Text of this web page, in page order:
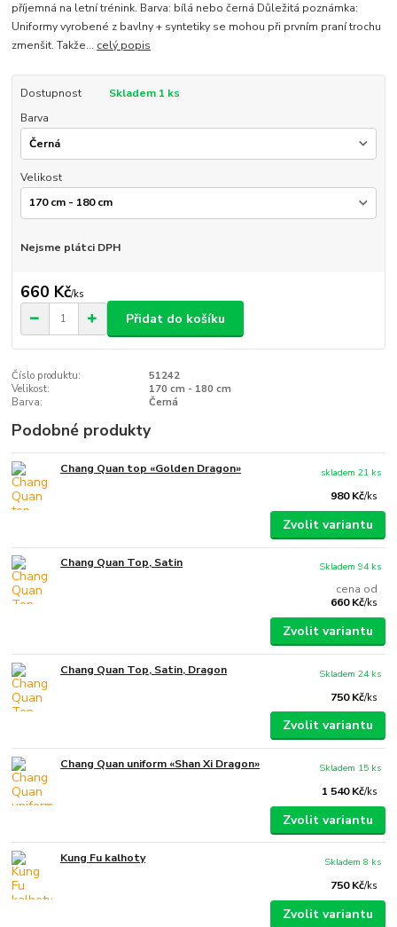
příjemná na letní trénink. Barva: bílá nebo černá Důležitá poznámka:
Uniformy vyrobené z bavlny + syntetiky se mohou při prvním praní trochu
zmenšit. Takže... celý popis
Dostupnost
Skladem 1 ks
Barva
Velikost
Nejsme plátci DPH
660 Kč/ks
Přidat do košíku
Číslo produktu:
51242
Velikost:
170 cm - 180 cm
Barva:
Černá
Podobné produkty
Chang Quan top «Golden Dragon»
980 Kč/ks
skladem 21 ks
Zvolit variantu
Chang Quan Top, Satin
cena od
660 Kč/ks
Skladem 94 ks
Zvolit variantu
Chang Quan Top, Satin, Dragon
750 Kč/ks
Skladem 24 ks
Zvolit variantu
Chang Quan uniform «Shan Xi Dragon»
1 540 Kč/ks
Skladem 15 ks
Zvolit variantu
Kung Fu kalhoty
750 Kč/ks
Skladem 8 ks
Zvolit variantu